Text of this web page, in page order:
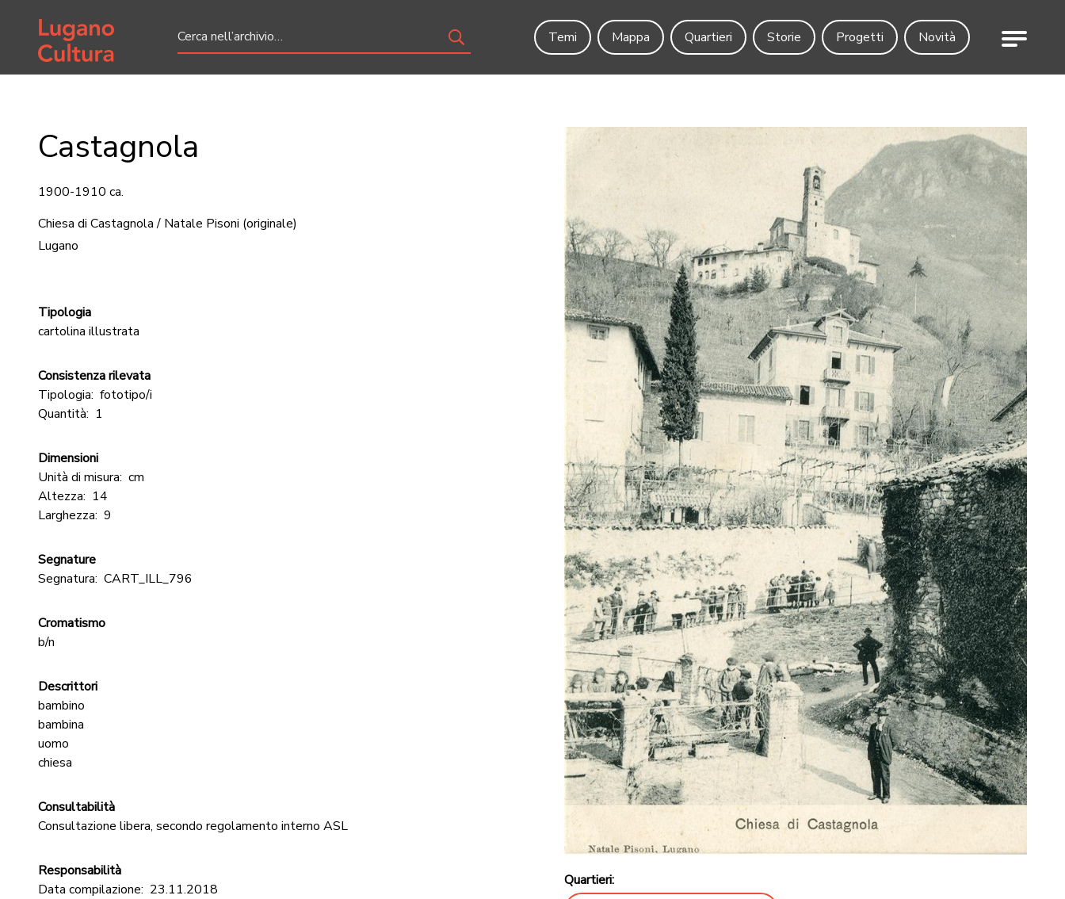
Home page
Temi
Mappa Quartieri Storie Progetti Novità Menu
Castagnola
1900-1910 ca.
Chiesa di Castagnola / Natale Pisoni (originale)
Lugano
Tipologia
cartolina illustrata
Consistenza rilevata
Tipologia: fototipo/i
Quantità: 1
Dimensioni
Unità di misura: cm
Altezza: 14
Larghezza: 9
Segnature
Segnatura: CART_ILL_796
Cromatismo
b/n
Descrittori
bambino
bambina
uomo
chiesa
Consultabilità
Consultazione libera, secondo regolamento interno ASL
Responsabilità
Data compilazione: 23.11.2018
Quartieri: